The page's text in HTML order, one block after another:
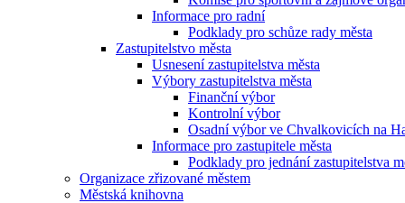
Informace pro radní
Podklady pro schůze rady města
Zastupitelstvo města
Usnesení zastupitelstva města
Výbory zastupitelstva města
Finanční výbor
Kontrolní výbor
Osadní výbor ve Chvalkovicích na
Informace pro zastupitele města
Podklady pro jednání zastupitelstva
Organizace zřizované městem
Městská knihovna